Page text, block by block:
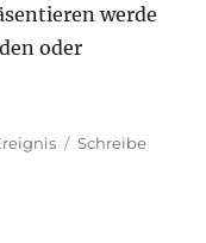
werde
oder
Schreibe